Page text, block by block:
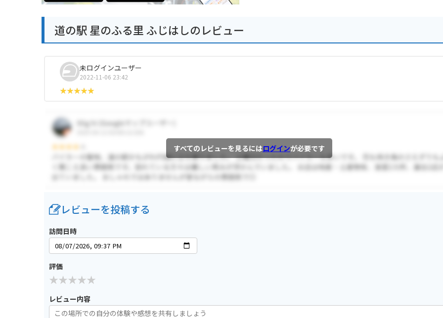
道の駅 星のふる里 ふじはしのレビュー
未ログインユーザー
2022-11-06 23:42
すべてのレビューを見るにはログインが必要です
レビューを投稿する
訪問日時
評価
レビュー内容